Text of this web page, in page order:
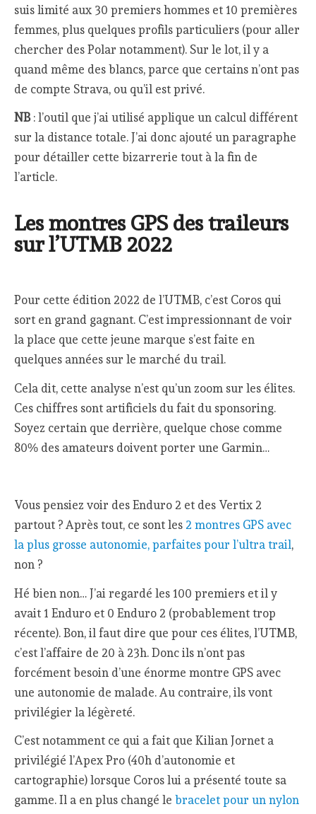
suis limité aux 30 premiers hommes et 10 premières
femmes, plus quelques profils particuliers (pour aller
chercher des Polar notamment). Sur le lot, il y a
quand même des blancs, parce que certains n’ont pas
de compte Strava, ou qu’il est privé.
NB : l’outil que j’ai utilisé applique un calcul différent
sur la distance totale. J’ai donc ajouté un paragraphe
pour détailler cette bizarrerie tout à la fin de
l’article.
Les montres GPS des traileurs
sur l’UTMB 2022
Pour cette édition 2022 de l’UTMB, c’est Coros qui
sort en grand gagnant. C’est impressionnant de voir
la place que cette jeune marque s’est faite en
quelques années sur le marché du trail.
Cela dit, cette analyse n’est qu’un zoom sur les élites.
Ces chiffres sont artificiels du fait du sponsoring.
Soyez certain que derrière, quelque chose comme
80% des amateurs doivent porter une Garmin…
Vous pensiez voir des Enduro 2 et des Vertix 2
partout ? Après tout, ce sont les 2 montres GPS avec
la plus grosse autonomie, parfaites pour l’ultra trail,
non ?
Hé bien non… J’ai regardé les 100 premiers et il y
avait 1 Enduro et 0 Enduro 2 (probablement trop
récente). Bon, il faut dire que pour ces élites, l’UTMB,
c’est l’affaire de 20 à 23h. Donc ils n’ont pas
forcément besoin d’une énorme montre GPS avec
une autonomie de malade. Au contraire, ils vont
privilégier la légèreté.
C’est notamment ce qui a fait que Kilian Jornet a
privilégié l’Apex Pro (40h d’autonomie et
cartographie) lorsque Coros lui a présenté toute sa
gamme. Il a en plus changé lebracelet pour un nylon